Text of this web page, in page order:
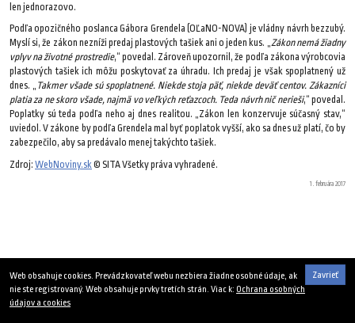
len jednorazovo.
Podľa opozičného poslanca Gábora Grendela (OĽaNO-NOVA) je vládny návrh bezzubý.
Myslí si, že zákon nezníži predaj plastových tašiek ani o jeden kus. „Zákon nemá žiadny
vplyv na životné prostredie,“ povedal. Zároveň upozornil, že podľa zákona výrobcovia
plastových tašiek ich môžu poskytovať za úhradu. Ich predaj je však spoplatnený už
dnes. „ Takmer všade sú spoplatnené. Niekde stoja päť, niekde deväť centov. Zákazníci
platia za ne skoro všade, najmä vo veľkých reťazcoch. Teda návrh nič nerieši,“ povedal.
Poplatky sú teda podľa neho aj dnes realitou. „Zákon len konzervuje súčasný stav,“
uviedol. V zákone by podľa Grendela mal byť poplatok vyšší, ako sa dnes už platí, čo by
zabezpečilo, aby sa predávalo menej takýchto tašiek.
Zdroj: WebNoviny.sk © SITA Všetky práva vyhradené.
1. februára 2017
Zavrieť
Web obsahuje cookies. Prevádzkovateľ webu nezbiera žiadne osobné údaje, ak
nie ste registrovaný. Web obsahuje prvky tretích strán. Viac k: Ochrana osobných
údajov a cookies